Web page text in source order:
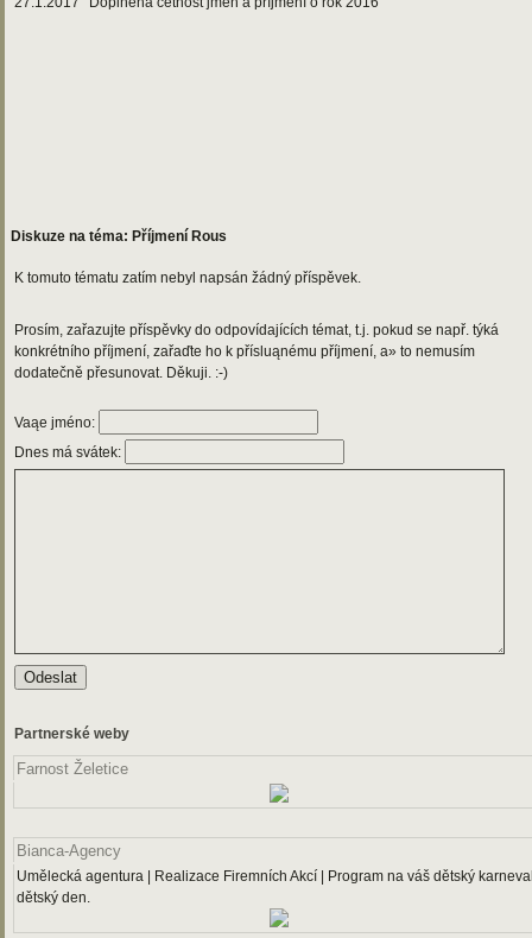
Diskuze na téma: Příjmení Rous
K tomuto tématu zatím nebyl napsán žádný příspěvek.
Prosím, zařazujte příspěvky do odpovídajících témat, t.j. pokud se např. týká
konkrétního příjmení, zařaďte ho k přísluąnému příjmení, a» to nemusím
dodatečně přesunovat. Děkuji. :-)
Vaąe jméno:
Dnes má svátek:
Partnerské weby
Farnost Želetice
Bianca-Agency
Umělecká agentura | Realizace Firemních Akcí | Program na váš dětský
dětský den.